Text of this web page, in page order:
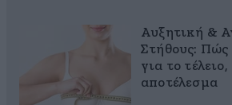
Αυξητική &
Στήθους: Πώς
για το
αποτέλεσμα